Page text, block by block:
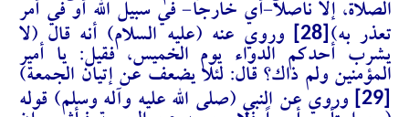
الصلاة، إلا ناصلاً-أي خارجا- في سبيل الله أو في أمر
تعذر به) [28] وروي عنه (عليه السلام) أنه قال (لا
يشرب أحدكم الدواء يوم الخميس، فقيل: يا أمير
المؤمنين ولم ذاك؟ قال: لئلا يضعف عن إتيان الجمعة)
وروي عن النبي (صلى الله عليه وآله وسلم) قوله